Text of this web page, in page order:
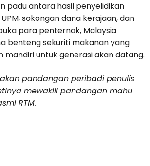
padu antara hasil penyelidikan
sokongan dana kerajaan, dan
para penternak, Malaysia
benteng sekuriti makanan yang
mandiri untuk generasi akan datang.
pandangan peribadi penulis
mewakili pandangan mahu
RTM.